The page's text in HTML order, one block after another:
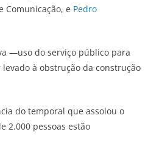
Comunicação, e Pedro
—uso do serviço público para
à obstrução da construção
do temporal que assolou o
2.000 pessoas estão